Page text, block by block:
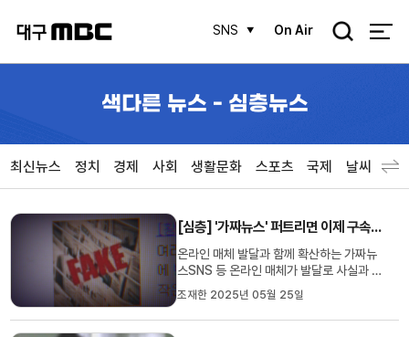
SNS On Air
검
색다른 뉴스 - 심층뉴스
최신뉴스 정치 경제 사회 생활문화 스포츠 국제 날씨
[심층] '가짜뉴스' 퍼트리면 이제 구속?···검찰, 칼 빼 들었다
온라인 매체 발달과 함께 확산하는 가짜뉴
스SNS 등 온라인 매체가 발달로 사실과 다
른 가짜뉴스라 할지라도 급속도로 퍼집니
다.조회수에 따라 수익도 달라지기 때문에
검증되지 않고 자극적인 내용은 갈수록 늘
조재한 2025년 05월 25일